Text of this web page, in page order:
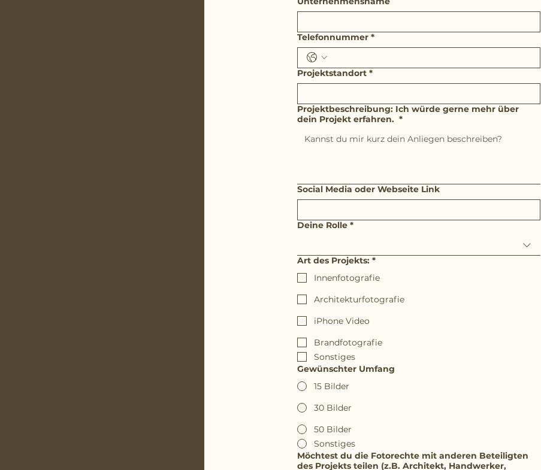
Telefonnummer *
Projektstandort *
Projektbeschreibung: Ich würde gerne mehr über
dein Projekt erfahren. *
Social Media oder Webseite Link
Deine Rolle *
Art des Projekts: *
Innenfotografie
Architekturfotografie
iPhone Video
Brandfotografie
Sonstiges
Gewünschter Umfang
15 Bilder
30 Bilder
50 Bilder
Sonstiges
Möchtest du die Fotorechte mit anderen Beteiligten
des Projekts teilen (z.B. Architekt, Handwerker,